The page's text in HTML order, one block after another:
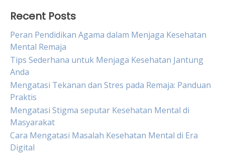
Recent Posts
Peran Pendidikan Agama dalam Menjaga Kesehatan
Mental Remaja
Tips Sederhana untuk Menjaga Kesehatan Jantung
Anda
Mengatasi Tekanan dan Stres pada Remaja: Panduan
Praktis
Mengatasi Stigma seputar Kesehatan Mental di
Masyarakat
Cara Mengatasi Masalah Kesehatan Mental di Era
Digital